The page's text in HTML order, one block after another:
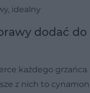
idealny
dodać
każdego grzańca.
z nich to